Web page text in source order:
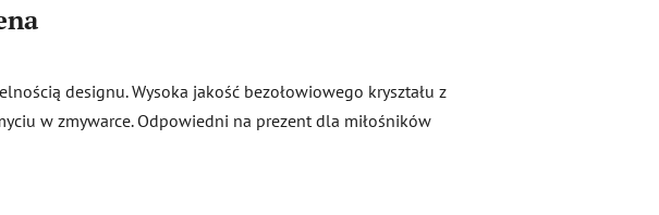
designu. Wysoka jakość bezołowiowego kryształu z
w zmywarce. Odpowiedni na prezent dla miłośników